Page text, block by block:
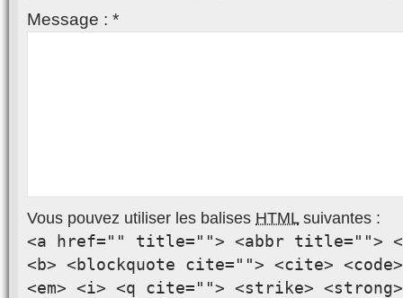
Message : *
Vous pouvez utiliser les balises HTMLsuivantes :
<a href="" title=""> <abbr title="">
<b> <blockquote cite=""> <cite>
<em> <i> <q cite=""> <strike> <strong>